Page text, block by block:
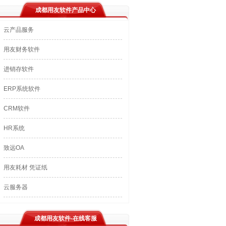
成都用友软件产品中心
云产品服务
用友财务软件
进销存软件
ERP系统软件
CRM软件
HR系统
致远OA
用友耗材 凭证纸
云服务器
成都用友软件-在线客服